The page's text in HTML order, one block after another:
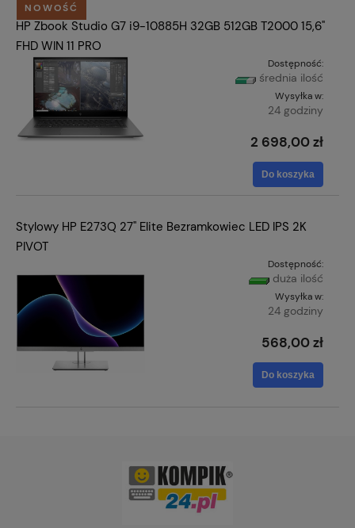
HP Zbook Studio G7 i9-10885H 32GB 512GB T2000 15,6"
FHD WIN 11 PRO
Dostępność:
średnia ilość
Wysyłka w:
24 godziny
2 698,00 zł
Do koszyka
NOWOŚĆ
Stylowy HP E273Q 27'' Elite Bezramkowiec LED IPS 2K
PIVOT
Dostępność:
duża ilość
Wysyłka w:
24 godziny
568,00 zł
Do koszyka